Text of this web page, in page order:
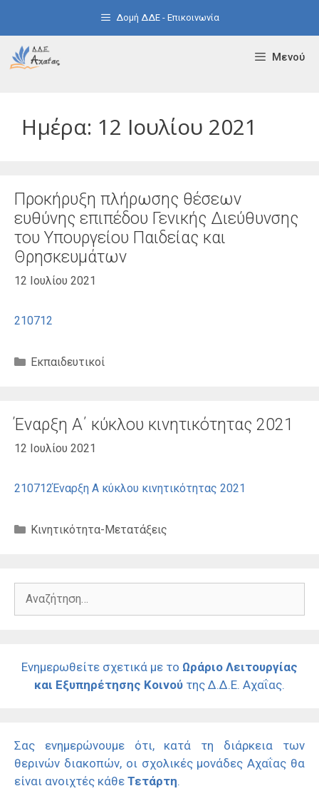
Δομή ΔΔΕ - Επικοινωνία
Μενού
Ημέρα: 12 Ιουλίου 2021
Προκήρυξη πλήρωσης θέσεων
ευθύνης επιπέδου Γενικής Διεύθυνσης
του Υπουργείου Παιδείας και
Θρησκευμάτων
12 Ιουλίου 2021
210712
Κατηγορίες
Εκπαιδευτικοί
Έναρξη Α΄ κύκλου κινητικότητας 2021
12 Ιουλίου 2021
210712Έναρξη Α κύκλου κινητικότητας 2021
Κατηγορίες
Κινητικότητα-Μετατάξεις
Αναζήτηση
Ενημερωθείτε σχετικά με το Ωράριο Λειτουργίας
και Εξυπηρέτησης Κοινού της Δ.Δ.Ε. Αχαΐας.
Σας ενημερώνουμε ότι, κατά τη διάρκεια των
θερινών διακοπών, οι σχολικές μονάδες Αχαΐας θα
είναι ανοιχτές κάθε Τετάρτη.